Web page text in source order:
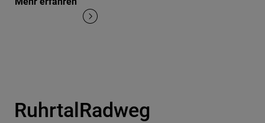
RuhrtalRadweg